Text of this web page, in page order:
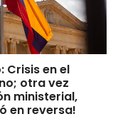
Crisis en el
otra vez
ministerial,
en reversa!